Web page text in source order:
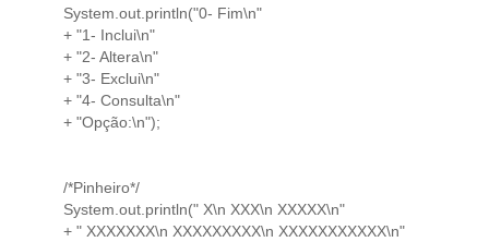
System.out.println("0- Fim\n"
+ "1- Inclui\n"
+ "2- Altera\n"
+ "3- Exclui\n"
+ "4- Consulta\n"
+ "Opção:\n");
/*Pinheiro*/
System.out.println(" X\n XXX\n XXXXX\n"
+ " XXXXXXX\n XXXXXXXXX\n XXXXXXXXXXX\n"